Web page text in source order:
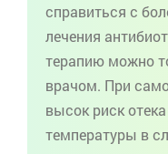
справиться с
лечения
терапию можно
врачом. При
высок риск
температуры в